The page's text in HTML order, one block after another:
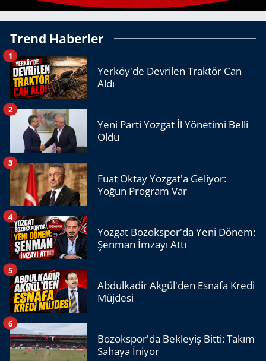
Trend Haberler
Yerköy'de Devrilen Traktör Can
Aldı
1
Yeni Parti Yozgat İl Yönetimi Belli
Oldu
2
Fuat Oktay Yozgat'a Geliyor:
Yoğun Program Var
3
Yozgat Bozokspor'da Yeni Dönem:
Şenman İmzayı Attı
4
Abdulkadir Akgül'den Esnafa Kredi
Müjdesi
5
Bozokspor'da Bekleyiş Bitti: Takım
Sahaya İniyor
6